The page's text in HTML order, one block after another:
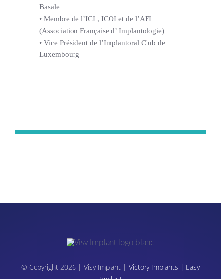
Basale
• Membre de l’ICI , ICOI et de l’AFI
(Association Française d’ Implantologie)
• Vice Président de l’Implantoral Club de
Luxembourg
© Copyright 2026 | Visy Implant | Victory Implants | Easy